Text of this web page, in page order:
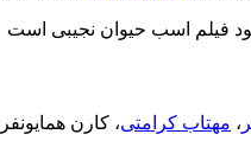
، مهتاب کرامتی، کارن